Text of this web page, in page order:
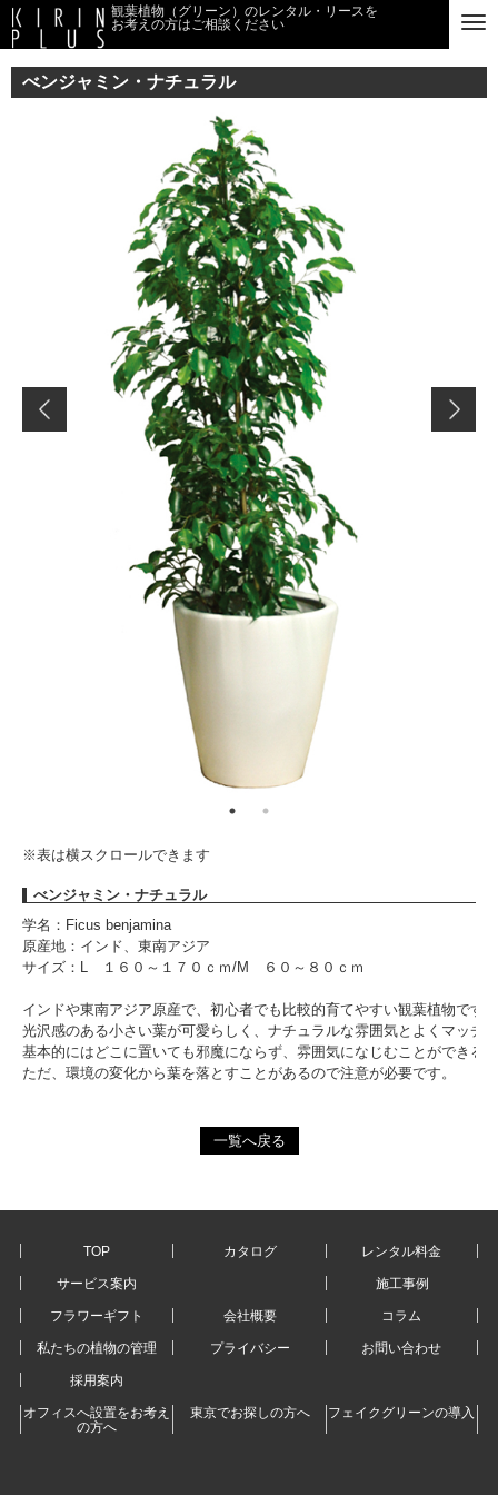
観葉植物（グリーン）のレンタル・リースを
お考えの方はご相談ください
べンジャミン・ナチュラル
※表は横スクロールできます
べンジャミン・ナチュラル
学名：Ficus benjamina
原産地：インド、東南アジア
サイズ：L １６０～１７０ｃｍ/M ６０～８０ｃｍ
インドや東南アジア原産で、初心者でも比較的育てやすい観葉植物です。
光沢感のある小さい葉が可愛らしく、ナチュラルな雰囲気とよくマッチ
基本的にはどこに置いても邪魔にならず、雰囲気になじむことができる
ただ、環境の変化から葉を落とすことがあるので注意が必要です。
一覧へ戻る
TOP カタログ レンタル料金
サービス案内 施工事例
フラワーギフト 会社概要 コラム
私たちの植物の管理 プライバシー お問い合わせ
採用案内
オフィスへ設置をお考え
の方へ
東京でお探しの方へ フェイクグリーンの導入